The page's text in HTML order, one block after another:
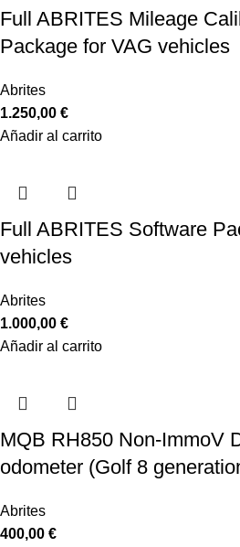
Full ABRITES Mileage
Package for VAG vehicles
Abrites
1.250,00 €
Añadir al carrito
Full ABRITES Software
vehicles
Abrites
1.000,00 €
Añadir al carrito
MQB RH850 Non-ImmoV
odometer (Golf 8
Abrites
400,00 €